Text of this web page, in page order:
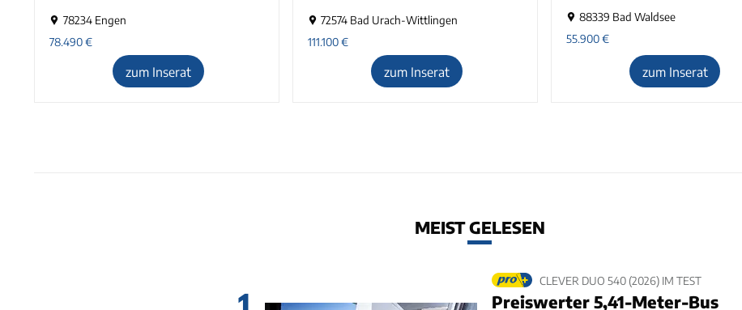
78234 Engen
78.490€
zum Inserat
72574 Bad Urach-Wittlingen
111.100€
zum Inserat
88339 Bad Waldsee
55.900€
zum Inserat
MEIST GELESEN
1
CLEVER DUO 540 (2026) IM TEST
Preiswerter 5,41-Meter-Bus